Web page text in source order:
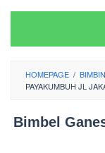
HOMEPAGE /
PAYAKUMBUH JL
Bimbel